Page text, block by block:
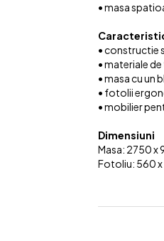
• masa
• constructie
• materiale
• masa cu un
• fotolii
• mobilier
Dimensiuni
Masa: 2750 x
Fotoliu: 560 x